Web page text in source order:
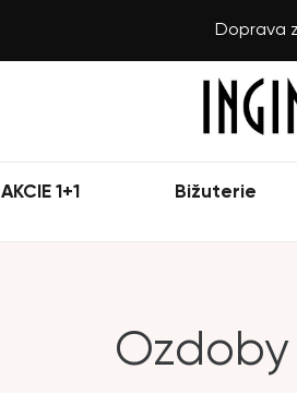
Doprava
AKCIE 1+1 Bižuterie